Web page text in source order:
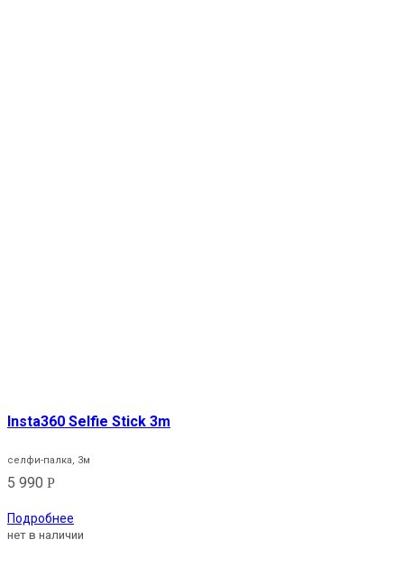
Insta360 Selfie Stick 3m
селфи-палка, 3м
5 990 Р
Подробнее
нет в наличии